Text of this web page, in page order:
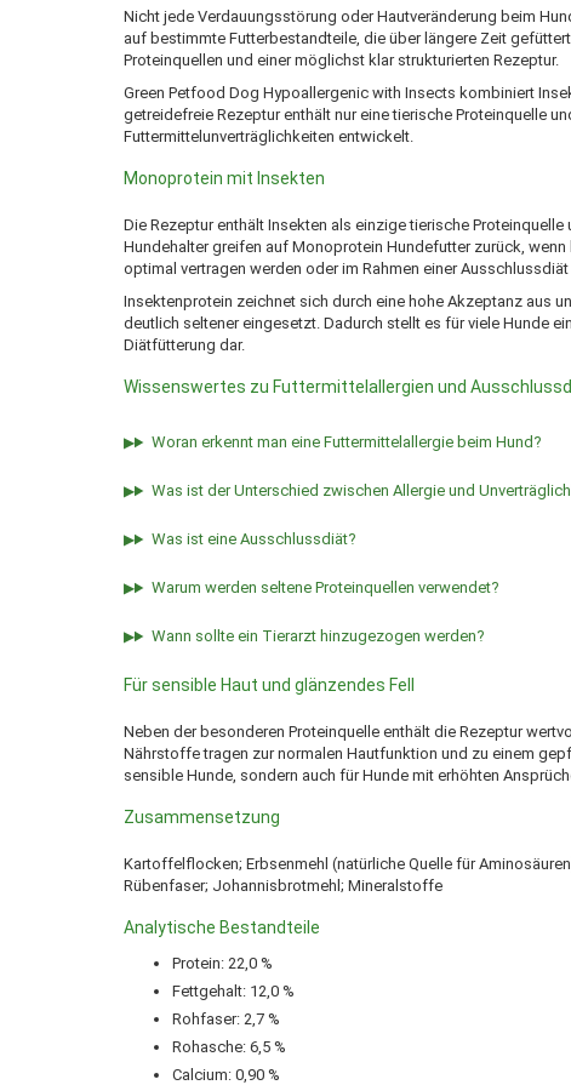
Nicht jede Verdauungsstörung oder Hautveränderung beim
auf bestimmte Futterbestandteile, die über längere Zeit
Proteinquellen und einer möglichst klar strukturierten Rezeptur.
Green Petfood Dog Hypoallergenic with Insects kombiniert
getreidefreie Rezeptur enthält nur eine tierische Proteinquelle
Futtermittelunverträglichkeiten entwickelt.
Monoprotein mit Insekten
Die Rezeptur enthält Insekten als einzige tierische
Hundehalter greifen auf Monoprotein Hundefutter zurück,
optimal vertragen werden oder im Rahmen einer
Insektenprotein zeichnet sich durch eine hohe Akzeptanz aus
deutlich seltener eingesetzt. Dadurch stellt es für viele Hunde
Diätfütterung dar.
Wissenswertes zu Futtermittelallergien und
Woran erkennt man eine Futtermittelallergie beim Hund?
Was ist der Unterschied zwischen Allergie und
Was ist eine Ausschlussdiät?
Warum werden seltene Proteinquellen verwendet?
Wann sollte ein Tierarzt hinzugezogen werden?
Für sensible Haut und glänzendes Fell
Neben der besonderen Proteinquelle enthält die Rezeptur
Nährstoffe tragen zur normalen Hautfunktion und zu einem
sensible Hunde, sondern auch für Hunde mit erhöhten
Zusammensetzung
Kartoffelflocken; Erbsenmehl (natürliche Quelle für
Rübenfaser; Johannisbrotmehl; Mineralstoffe
Analytische Bestandteile
Protein: 22,0 %
Fettgehalt: 12,0 %
Rohfaser: 2,7 %
Rohasche: 6,5 %
Calcium: 0,90 %